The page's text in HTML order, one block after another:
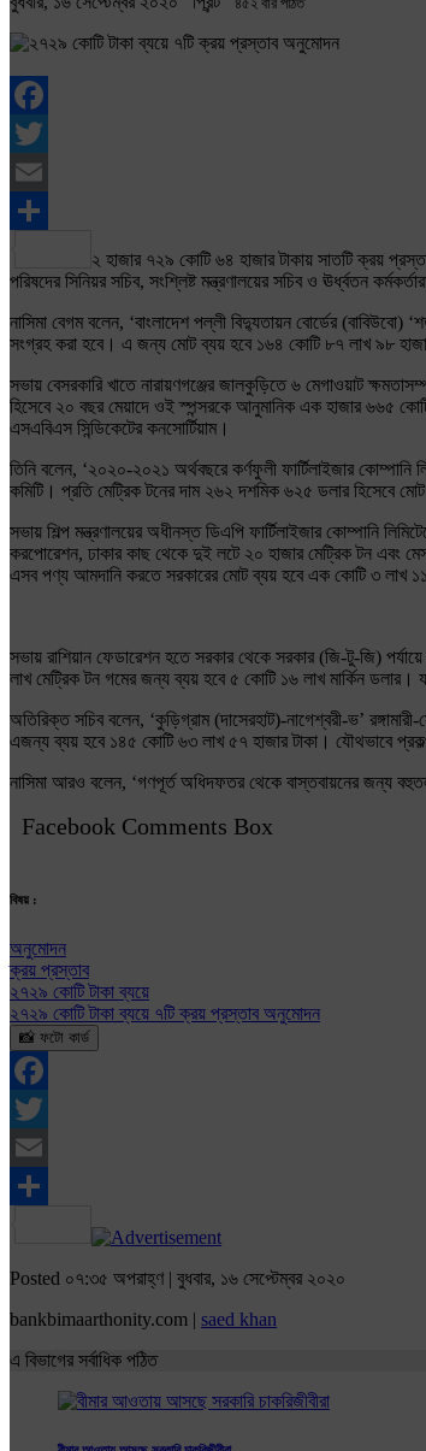
Facebook
Twitter
Email
২ হাজার ৭২৯ কোটি ৬৪ হাজার টাকায় সাতটি ক্রয়
পরিষদের সিনিয়র সচিব, সংশ্লিষ্ট মন্ত্রণালয়ের সচিব ও ঊর্ধ্বতন
নাসিমা বেগম বলেন, ‘বাংলাদেশ পল্লী বিদ্যুতায়ন বোর্ডের
সংগ্রহ করা হবে। এ জন্য মোট ব্যয় হবে ১৬৪ কোটি ৮৭ লাখ ৯৮
সভায় বেসরকারি খাতে নারায়ণগঞ্জের জালকুড়িতে ৬ মেগাওয়াট
হিসেবে ২০ বছর মেয়াদে ওই স্পন্সরকে আনুমানিক এক হাজার ৬৬৫
এসএবিএস সিন্ডিকেটের কনসোর্টিয়াম।
তিনি বলেন, ‘২০২০-২০২১ অর্থবছরে কর্ণফুলী ফার্টিলাইজার
কমিটি। প্রতি মেট্রিক টনের দাম ২৬২ দশমিক ৬২৫ ডলার হিসেবে
সভায় শিল্প মন্ত্রণালয়ের অধীনস্ত ডিএপি ফার্টিলাইজার কোম্পানি
করপোরেশন, ঢাকার কাছ থেকে দুই লটে ২০ হাজার মেট্রিক টন এবং
এসব পণ্য আমদানি করতে সরকারের মোট ব্যয় হবে এক কোটি ৩ লাখ ১১
সভায় রাশিয়ান ফেডারেশন হতে সরকার থেকে সরকার (জি-টু-জি)
লাখ মেট্রিক টন গমের জন্য ব্যয় হবে ৫ কোটি ১৬ লাখ মার্কিন ডলার।
অতিরিক্ত সচিব বলেন, ‘কুড়িগ্রাম (দাসেরহাট)-নাগেশ্বরী-ভ’
এজন্য ব্যয় হবে ১৪৫ কোটি ৬৩ লাখ ৫৭ হাজার টাকা। যৌথভাবে প্রকল্পটি
নাসিমা আরও বলেন, ‘গণপূর্ত অধিদফতর থেকে বাস্তবায়নের জন্য
Facebook Comments Box
বিষয় :
অনুমোদন
ক্রয় প্রস্তাব
২৭২৯ কোটি টাকা ব্যয়ে
২৭২৯ কোটি টাকা ব্যয়ে ৭টি ক্রয় প্রস্তাব অনুমোদন
📸 ফটো কার্ড
Facebook
Twitter
Email
Share
Posted ০৭:৩৫ অপরাহ্ণ | বুধবার, ১৬ সেপ্টেম্বর ২০২০
bankbimaarthonity.com | saed khan
এ বিভাগের সর্বাধিক পঠিত